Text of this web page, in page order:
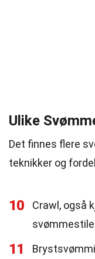
Ulike
Det finnes flere
teknikker og
10
Crawl, også
11